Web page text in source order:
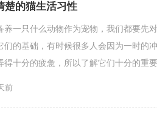
楚的猫生活习性
养一只什么动物作为宠物，我们都要先
们的基础，有时候很多人会因为一时的
得十分的疲惫，所以了解它们十分的重
前